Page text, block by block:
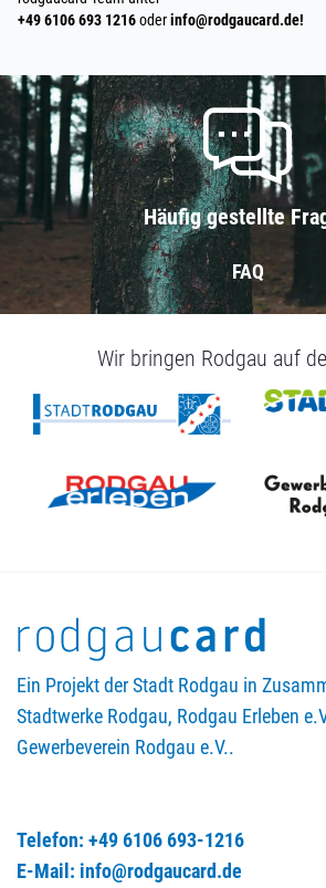
+49 6106 693 1216oderinfo@rodgaucard.de!
Häufig gestellte
FAQ
Wir bringen Rodgau auf
Ein Projekt der Stadt Rodgau in
Stadtwerke Rodgau, Rodgau Erleben
Gewerbeverein Rodgau e.V..
Telefon: +49 6106 693-1216
E-Mail: info@rodgaucard.de